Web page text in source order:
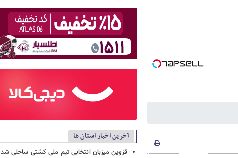
آخرین اخبار استان ها
قزوین میزبان انتخابی تیم ملی کشتی ساحلی شد